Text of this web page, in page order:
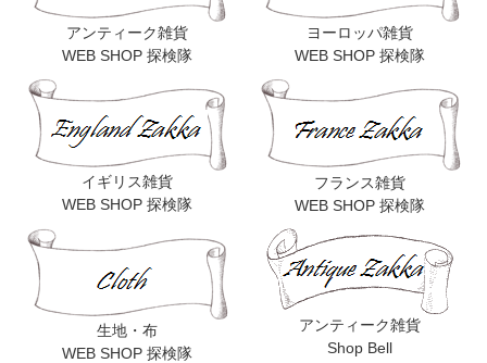
アンティーク雑貨
WEB SHOP 探検隊
ヨーロッパ雑貨
WEB SHOP 探検隊
イギリス雑貨
WEB SHOP 探検隊
フランス雑貨
WEB SHOP 探検隊
生地・布
WEB SHOP 探検隊
アンティーク雑貨
Shop Bell